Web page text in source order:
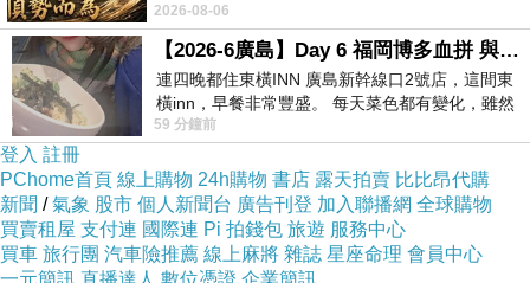
一步觀察，不會
2026-08-06
【2026-6廣島】Day 6 福岡博多血拼 與機場接送少年司機深夜對談
連四晚都住東橫INN 廣島新幹線口2號店，這間東
橫inn，早餐非常豐盛。 每天菜色都有變化，雖然
看到工作人員拿出料理包加熱，但
59 分鐘前
登入 註冊
PChome首頁 線上購物 24h購物 書店 露天拍賣 比比昂代購
新聞 /氣象 股市 個人新聞台 廣告刊登 加入聯播網 全球購物
買賣租屋 支付連 國際連 Pi 拍錢包 旅遊 服務中心
買車 旅行團 汽車險推薦 線上麻將 雜誌 星座命理 會員中心
一元簡訊 直播達人 數位憑證 企業簡訊